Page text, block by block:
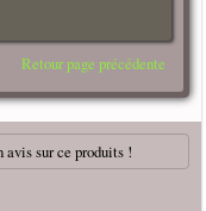
Retour page précédente
avis sur ce produits !